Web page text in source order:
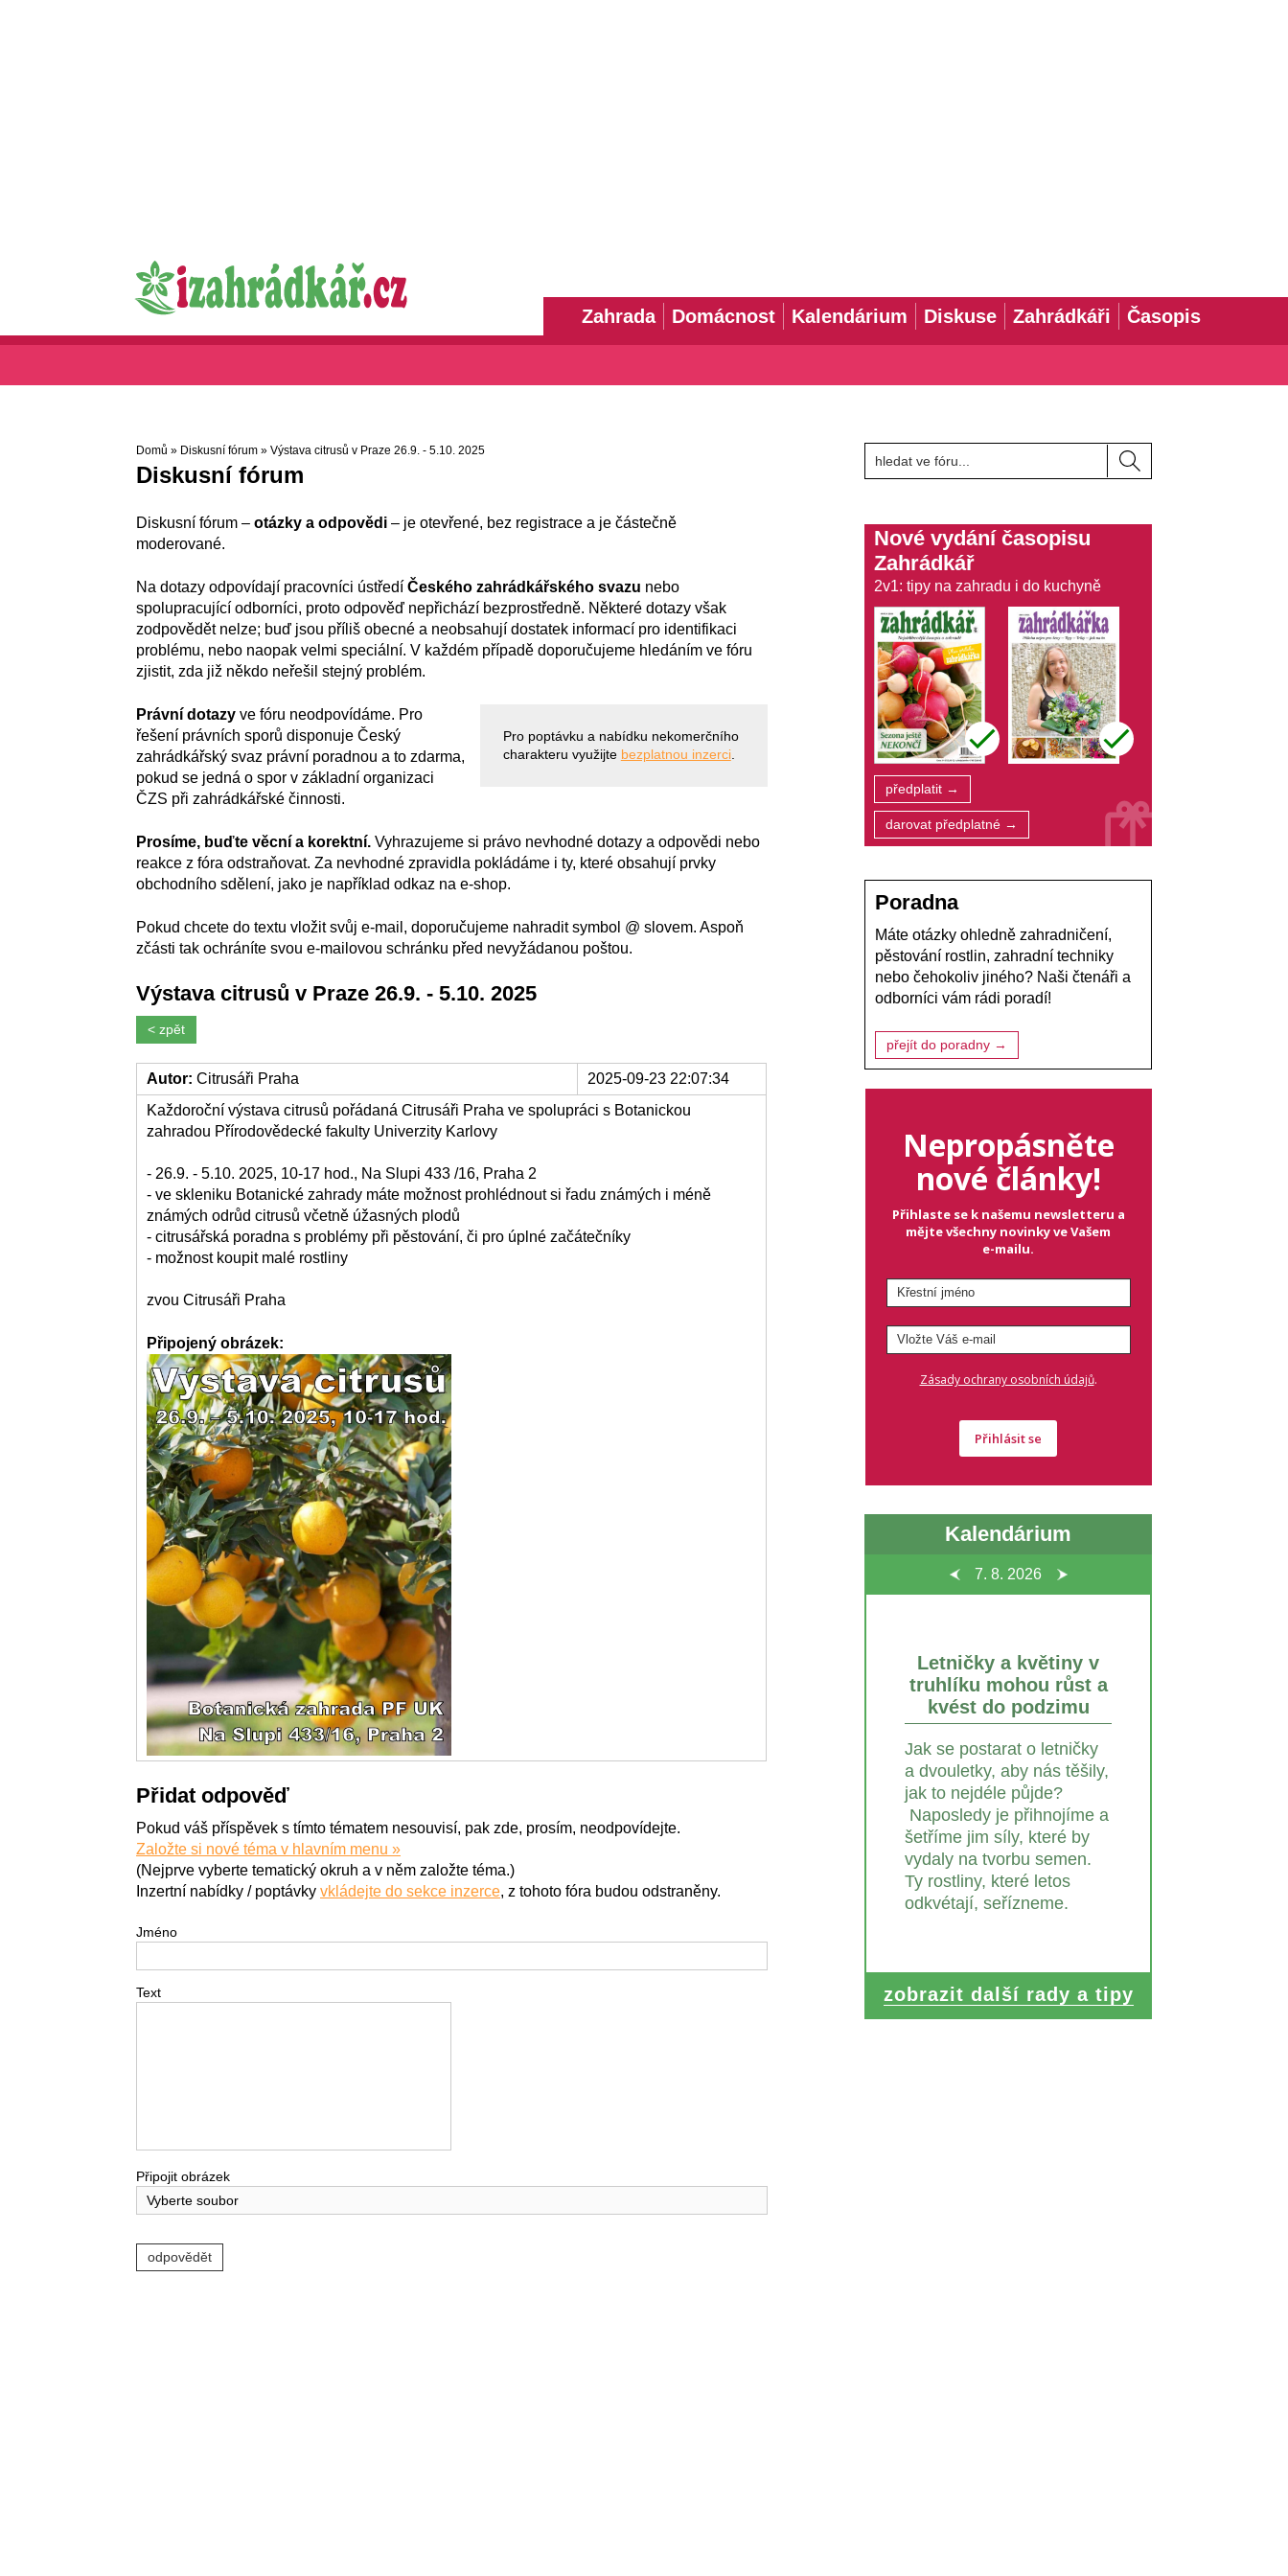
Zahrada Domácnost Kalendárium Diskuse Zahrádkáři Časopis
Domů » Diskusní fórum » Výstava citrusů v Praze 26.9. - 5.10. 2025
Diskusní fórum
Diskusní fórum – otázky a odpovědi – je otevřené, bez registrace a je částečně
moderované.
Na dotazy odpovídají pracovníci ústředí Českého zahrádkářského svazu nebo
spolupracující odborníci, proto odpověď nepřichází bezprostředně. Některé dotazy však
zodpovědět nelze; buď jsou příliš obecné a neobsahují dostatek informací pro identifikaci
problému, nebo naopak velmi speciální. V každém případě doporučujeme hledáním ve fóru
zjistit, zda již někdo neřešil stejný problém.
Pro poptávku a nabídku nekomerčního
charakteru využijte bezplatnou inzerci.
Právní dotazy ve fóru neodpovídáme. Pro
řešení právních sporů disponuje Český
zahrádkářský svaz právní poradnou a to zdarma,
pokud se jedná o spor v základní organizaci
ČZS při zahrádkářské činnosti.
Prosíme, buďte věcní a korektní. Vyhrazujeme si právo nevhodné dotazy a odpovědi nebo
reakce z fóra odstraňovat. Za nevhodné zpravidla pokládáme i ty, které obsahují prvky
obchodního sdělení, jako je například odkaz na e-shop.
Pokud chcete do textu vložit svůj e-mail, doporučujeme nahradit symbol @ slovem. Aspoň
zčásti tak ochráníte svou e-mailovou schránku před nevyžádanou poštou.
Výstava citrusů v Praze 26.9. - 5.10. 2025
< zpět
Autor: Citrusáři Praha
2025-09-23 22:07:34
Každoroční výstava citrusů pořádaná Citrusáři Praha ve spolupráci s Botanickou
zahradou Přírodovědecké fakulty Univerzity Karlovy
- 26.9. - 5.10. 2025, 10-17 hod., Na Slupi 433 /16, Praha 2
- ve skleniku Botanické zahrady máte možnost prohlédnout si řadu známých i méně
známých odrůd citrusů včetně úžasných plodů
- citrusářská poradna s problémy při pěstování, či pro úplné začátečníky
- možnost koupit malé rostliny
zvou Citrusáři Praha
Připojený obrázek:
Přidat odpověď
Pokud váš příspěvek s tímto tématem nesouvisí, pak zde, prosím, neodpovídejte.
Založte si nové téma v hlavním menu »
(Nejprve vyberte tematický okruh a v něm založte téma.)
Inzertní nabídky / poptávky vkládejte do sekce inzerce, z tohoto fóra budou odstraněny.
Jméno
Text
Připojit obrázek
Vyberte soubor
Nové vydání časopisu
Zahrádkář
2v1: tipy na zahradu i do kuchyně
předplatit →
darovat předplatné →
Poradna
Máte otázky ohledně zahradničení,
pěstování rostlin, zahradní techniky
nebo čehokoliv jiného? Naši čtenáři a
odborníci vám rádi poradí!
přejít do poradny →
Nepropásněte
nové články!
Přihlaste se k našemu newsletteru a
mějte všechny novinky ve Vašem
e-mailu.
Zásady ochrany osobních údajů.
Přihlásit se
Kalendárium
7. 8. 2026
Letničky a květiny v
truhlíku mohou růst a
kvést do podzimu
Jak se postarat o letničky
a dvouletky, aby nás těšily,
jak to nejdéle půjde?
Naposledy je přihnojíme a
šetříme jim síly, které by
vydaly na tvorbu semen.
Ty rostliny, které letos
odkvétají, seřízneme.
zobrazit další rady a tipy